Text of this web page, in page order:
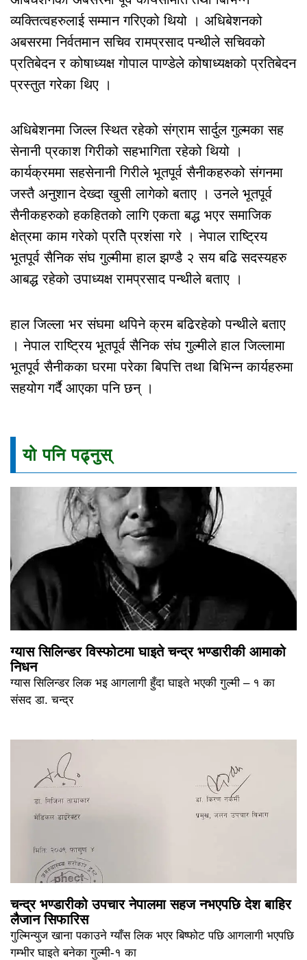
व्यक्तित्वहरुलाई सम्मान गरिएको थियो । अधिबेशनको
अबसरमा निर्वतमान सचिव रामप्रसाद पन्थीले सचिवको
प्रतिबेदन र कोषाध्यक्ष गोपाल पाण्डेले कोषाध्यक्षको प्रतिबेदन
प्रस्तुत गरेका थिए ।
अधिबेशनमा जिल्ल स्थित रहेको संग्राम सार्दुल गुल्मका सह
सेनानी प्रकाश गिरीको सहभागिता रहेको थियो ।
कार्यक्रममा सहसेनानी गिरीले भूतपूर्व सैनीकहरुको संगनमा
जस्तै अनुशान देख्दा खुसी लागेको बताए । उनले भूतपूर्व
सैनीकहरुको हकहितको लागि एकता बद्ध भएर समाजिक
क्षेत्रमा काम गरेको प्रतिे प्रशंसा गरे । नेपाल राष्ट्रिय
भूतपूर्व सैनिक संघ गुल्मीमा हाल झण्डै २ सय बढि सदस्यहरु
आबद्ध रहेको उपाध्यक्ष रामप्रसाद पन्थीले बताए ।
हाल जिल्ला भर संघमा थपिने क्रम बढिरहेको पन्थीले बताए
। नेपाल राष्ट्रिय भूतपूर्व सैनिक संघ गुल्मीले हाल जिल्लामा
भूतपूर्व सैनीकका घरमा परेका बिपत्ति तथा बिभिन्न कार्यहरुमा
सहयोग गर्दै आएका पनि छन् ।
यो पनि पढ्नुस्
ग्यास सिलिन्डर विस्फोटमा घाइते चन्द्र भण्डारीकी आमाको
निधन
ग्यास सिलिन्डर लिक भइ आगलागी हुँदा घाइते भएकी गुल्मी – १ का
संसद डा. चन्द्र
चन्द्र भण्डारीको उपचार नेपालमा सहज नभएपछि देश बाहिर
लैजान सिफारिस
गुल्मिन्युज खाना पकाउने ग्याँस लिक भएर बिष्फोट पछि आगलागी भएपछि
गम्भीर घाइते बनेका गुल्मी-१ का